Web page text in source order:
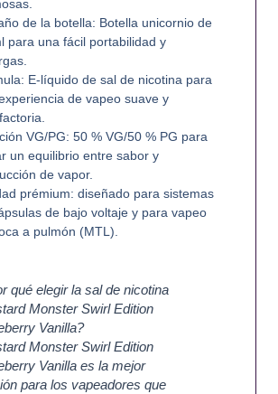
de la botella: Botella unicornio de
para una fácil portabilidad y
E-líquido de sal de nicotina para
de vapeo suave y
VG/PG: 50 % VG/50 % PG para
un equilibrio entre sabor y
de vapor.
prémium: diseñado para sistemas
de bajo voltaje y para vapeo
a pulmón (MTL).
qué elegir la sal de nicotina
Monster Swirl Edition
Vanilla?
Monster Swirl Edition
Vanilla es la mejor
para los vapeadores que